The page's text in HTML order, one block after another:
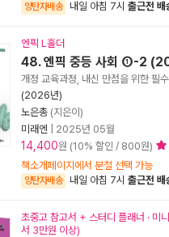
양탄자배송 내일 아침 7시 출근전 배
엔픽 L홀더
48. 엔픽 중등 사회 ①-2
개정 교육과정, 내신 만점을 위한 필
(2026년)
노은총 (지은이)
미래엔
2025년 05월
14,400원 (10% 할인 / 800원)
책소개페이지에서 분철 선택 가능
양탄자배송 내일 아침 7시 출근전 배
초중고 참고서 + 스터디 플래너 · 미
서 3만원 이상)